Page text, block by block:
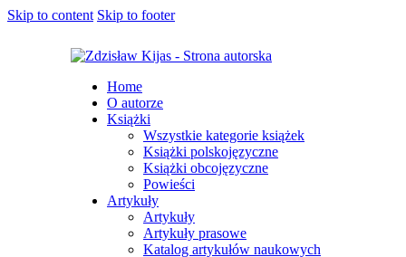
Skip to content Skip to footer
Home
O autorze
Książki
Wszystkie kategorie książek
Książki polskojęzyczne
Książki obcojęzyczne
Powieści
Artykuły
Artykuły
Artykuły prasowe
Katalog artykułów naukowych